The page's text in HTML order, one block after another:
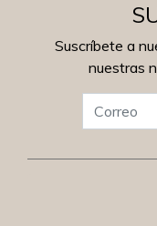
Suscríbete a
nuestras